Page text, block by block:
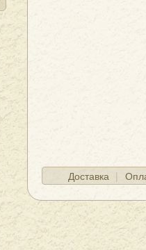
Доставка